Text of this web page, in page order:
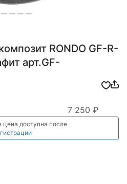
RONDO GF-R-
арт.GF-
7 250 ₽
цена доступна после